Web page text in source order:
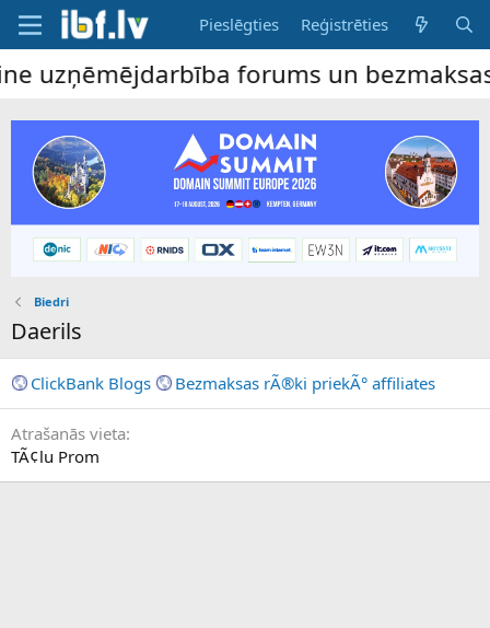
Pieslēgties Reģistrēties
uzņēmējdarbība forums un
Biedri
Daerils
ClickBank Blogs Bezmaksas rÃ®ki priekÃ° affiliates
Atrašanās vieta
TÃ¢lu Prom